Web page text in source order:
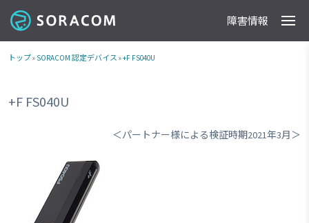
製品
事例
料金
ドキュメント
導入支援
IoTストア
最新情報 障害情報
トップ» SORACOM 認定デバイス »+F FS040U
+F FS040U
＜パートナー様による検証時期2021年3月＞